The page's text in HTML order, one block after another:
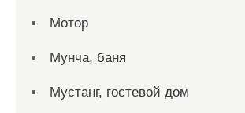
Мотор
Мунча, баня
Мустанг, гостевой дом